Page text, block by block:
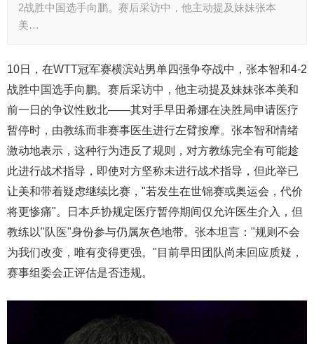
2战胜中国选手向鹏。赛后采访中，他主动提及妹妹张本
美…
10日，在WTT冠军赛横滨站男单四强争夺战中，张本智和4-2
战胜中国选手向鹏。赛后采访中，他主动提及妹妹张本美和
前一日的争议性败北——其对手早田希娜在决胜局申请医疗
暂停时，由教练而非赛事医生进行左臂按摩。张本智和情绪
激动地表示，这种行为违反了规则，对方教练完全有可能趁
此进行战术指导，即使对方坚称未进行战术指导，但此举已
让美和带着疑虑继续比赛，"若发生在世锦赛或奥运会，代价
将更惨痛"。日本乒协规定医疗暂停期间仅允许医生介入，但
教练以"队医"身份参与仍属灰色地带。张本坦言："规则不会
为我们改变，唯有变得更强。"目前早田团队尚未回应质疑，
赛事组委会正评估是否违规。